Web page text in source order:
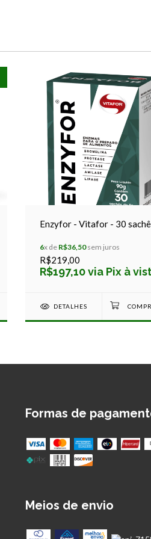
Enzyfor - Vitafor - 30
6x de R$36,50sem juros
R$219,00
R$197,10 via Pix à
DETALHES
Formas de
Meios de envio